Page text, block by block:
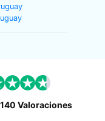
Valoraciones